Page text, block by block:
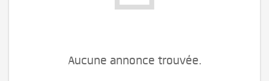
Aucune annonce trouvée.